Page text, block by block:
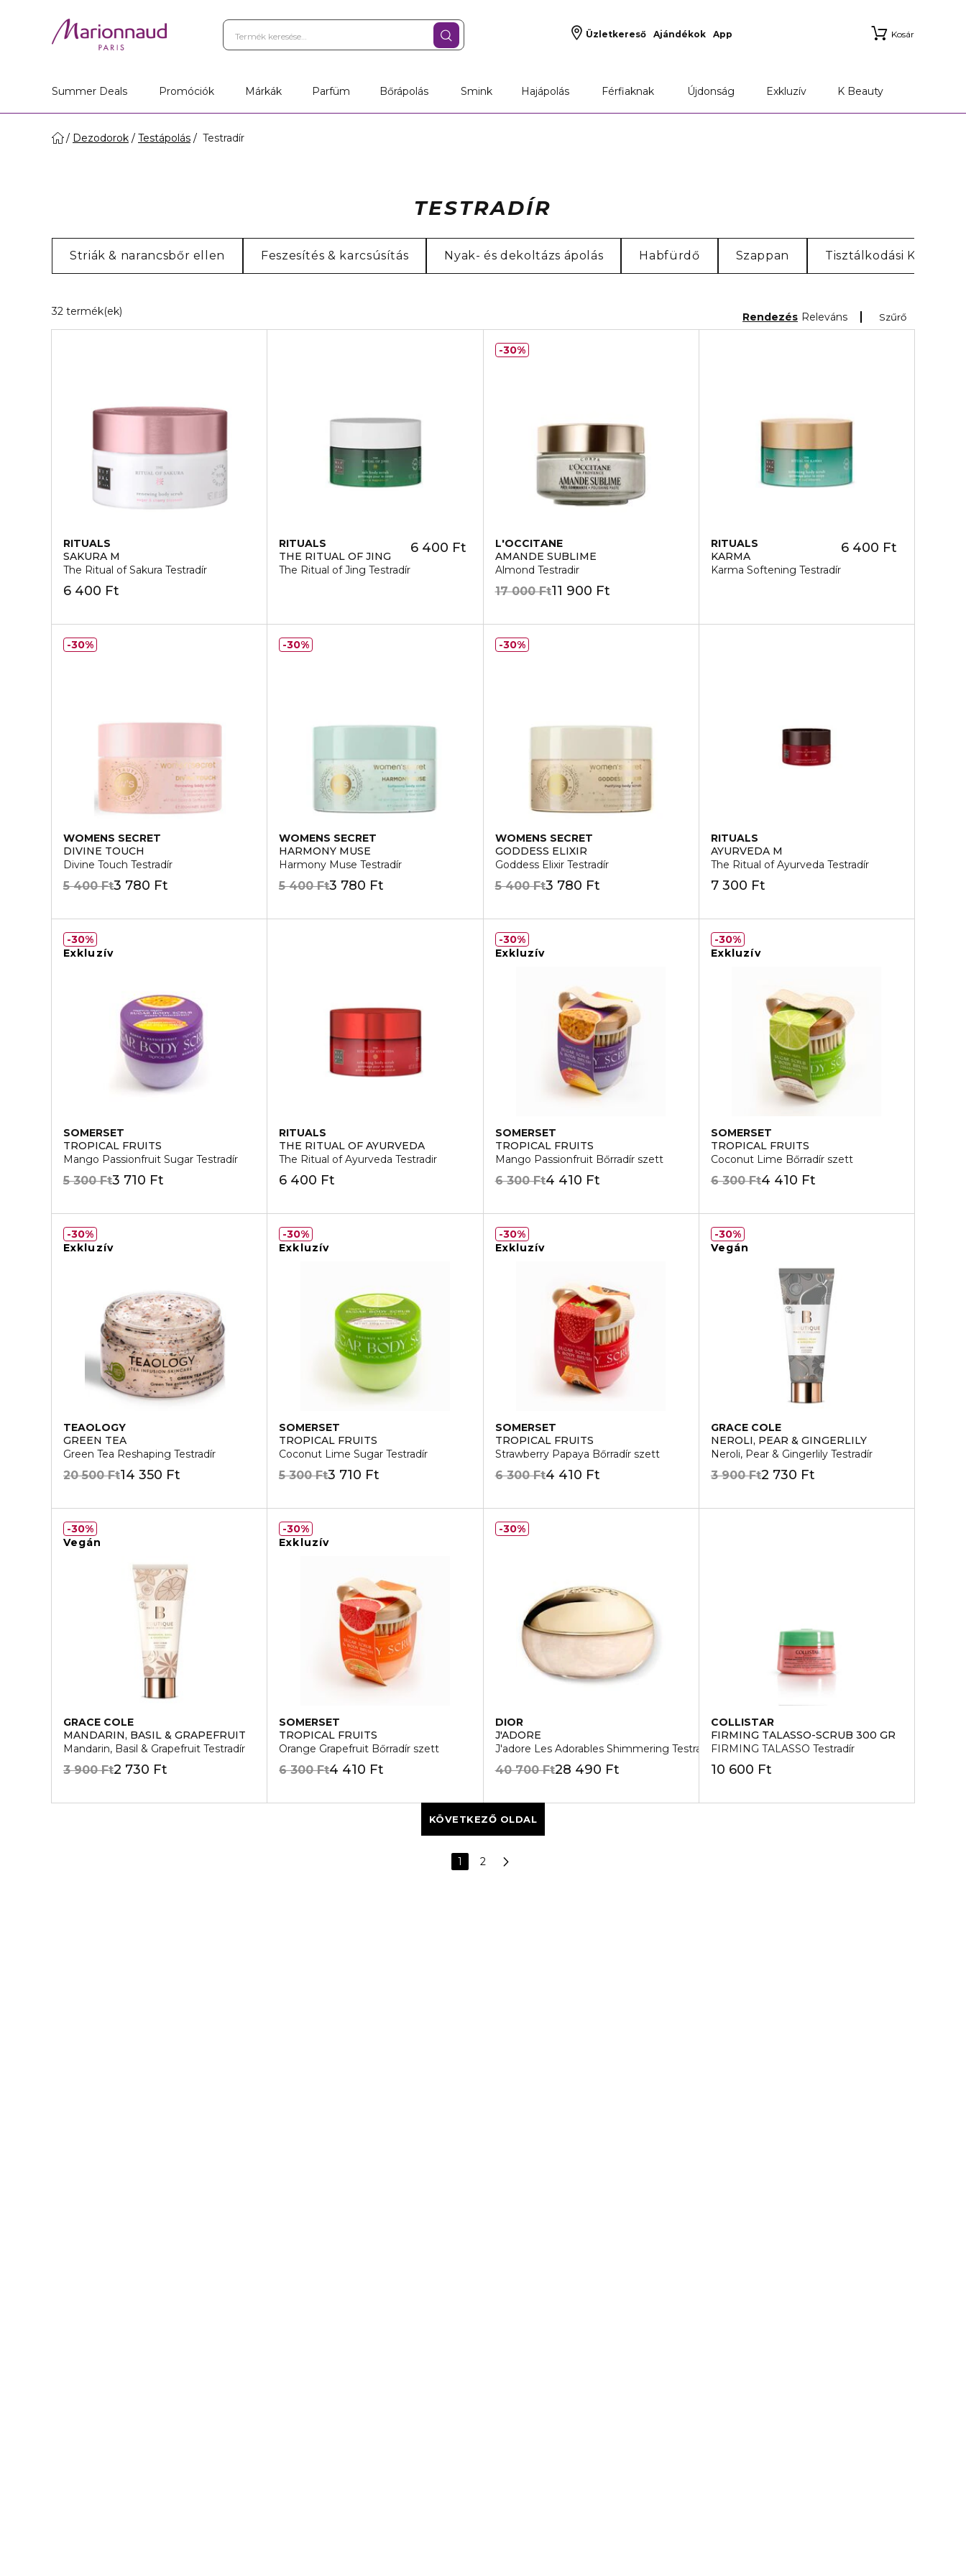
Üzletkereső Ajándékok App Kosár
Summer Deals Promóciók Márkák Parfüm Bőrápolás Smink Hajápolás Férfiaknak Újdonság Exkluzív K Beauty
Dezodorok Testápolás Testradír
TESTRADÍR
Striák & narancsbőr ellen Feszesítés & karcsúsítás Nyak- és dekoltázs ápolás Habfürdő Szappan Tisztálkodási
32 termék(ek) Szűrő
Rendezés Releváns
RITUALS
SAKURA M
The Ritual of Sakura Testradír
6 400 Ft
RITUALS
THE RITUAL OF JING
The Ritual of Jing Testradír
6 400 Ft
L'OCCITANE
AMANDE SUBLIME
Almond Testradir
11 900 Ft
17 000 Ft
30%
RITUALS
KARMA
Karma Softening Testradír
6 400 Ft
WOMENS SECRET
DIVINE TOUCH
Divine Touch Testradír
3 780 Ft
5 400 Ft
30%
WOMENS SECRET
HARMONY MUSE
Harmony Muse Testradír
3 780 Ft
5 400 Ft
30%
WOMENS SECRET
GODDESS ELIXIR
Goddess Elixir Testradír
3 780 Ft
5 400 Ft
30%
RITUALS
AYURVEDA M
The Ritual of Ayurveda Testradír
7 300 Ft
Exkluzív
SOMERSET
TROPICAL FRUITS
Mango Passionfruit Sugar Testradír
3 710 Ft
5 300 Ft
30%
RITUALS
THE RITUAL OF AYURVEDA
The Ritual of Ayurveda Testradir
6 400 Ft
Exkluzív
SOMERSET
TROPICAL FRUITS
Mango Passionfruit Bőrradír szett
4 410 Ft
6 300 Ft
30%
Exkluzív
SOMERSET
TROPICAL FRUITS
Coconut Lime Bőrradír szett
4 410 Ft
6 300 Ft
30%
Exkluzív
TEAOLOGY
GREEN TEA
Green Tea Reshaping Testradír
14 350 Ft
20 500 Ft
30%
Exkluzív
SOMERSET
TROPICAL FRUITS
Coconut Lime Sugar Testradír
3 710 Ft
5 300 Ft
30%
Exkluzív
SOMERSET
TROPICAL FRUITS
Strawberry Papaya Bőrradír szett
4 410 Ft
6 300 Ft
30%
Vegán
GRACE COLE
NEROLI, PEAR & GINGERLILY
Neroli, Pear & Gingerlily Testradír
2 730 Ft
3 900 Ft
30%
Vegán
GRACE COLE
MANDARIN, BASIL & GRAPEFRUIT
Mandarin, Basil & Grapefruit Testradír
2 730 Ft
3 900 Ft
30%
Exkluzív
SOMERSET
TROPICAL FRUITS
Orange Grapefruit Bőrradír szett
4 410 Ft
6 300 Ft
30%
DIOR
J'ADORE
J'adore Les Adorables Shimmering Testradír
28 490 Ft
40 700 Ft
30%
COLLISTAR
FIRMING TALASSO-SCRUB 300 GR
FIRMING TALASSO Testradír
10 600 Ft
KÖVETKEZŐ OLDAL
1 2